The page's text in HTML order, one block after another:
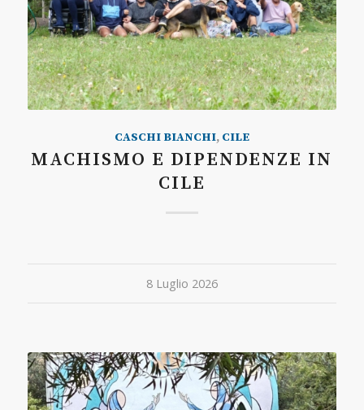
CASCHI BIANCHI, CILE
MACHISMO E DIPENDENZE IN
CILE
8 Luglio 2026